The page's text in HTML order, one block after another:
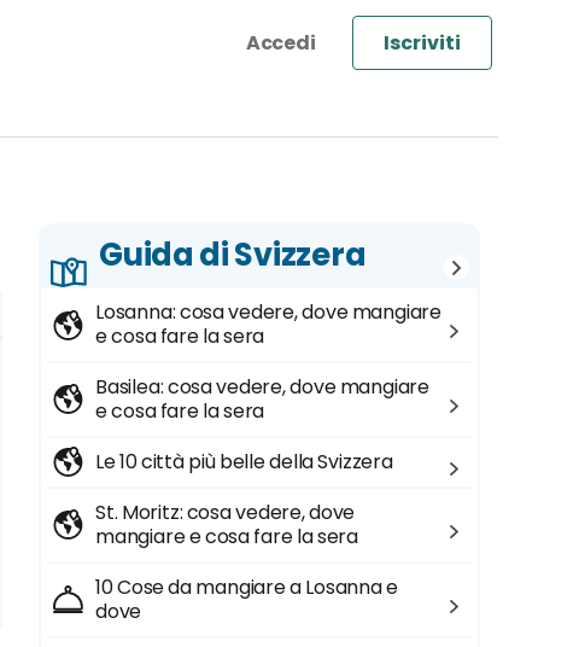
Iscriviti
Guida di Svizzera
Losanna: cosa vedere, dove mangiare
e cosa fare la sera
Basilea: cosa vedere, dove mangiare
e cosa fare la sera
Le 10 città più belle della Svizzera
St. Moritz: cosa vedere, dove
mangiare e cosa fare la sera
10 Cose da mangiare a Losanna e
dove